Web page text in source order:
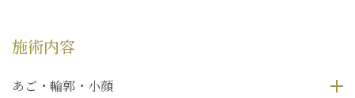
施術内容
あご・輪郭・小顔